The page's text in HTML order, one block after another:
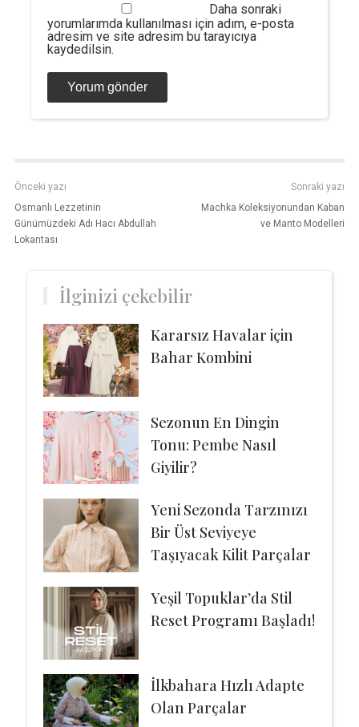
Daha sonraki
yorumlarımda kullanılması için adım, e-posta
adresim ve site adresim bu tarayıcıya
kaydedilsin.
Önceki yazı
Osmanlı Lezzetinin
Günümüzdeki Adı Hacı Abdullah
Lokantası
Sonraki yazı
Machka Koleksiyonundan Kaban
ve Manto Modelleri
İlginizi çekebilir
Kararsız Havalar için
Bahar Kombini
Sezonun En Dingin
Tonu: Pembe Nasıl
Giyilir?
Yeni Sezonda Tarzınızı
Bir Üst Seviyeye
Taşıyacak Kilit Parçalar
Yeşil Topuklar’da Stil
Reset Programı Başladı!
İlkbahara Hızlı Adapte
Olan Parçalar